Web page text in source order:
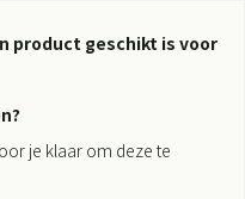
product geschikt is voor
je klaar om deze te